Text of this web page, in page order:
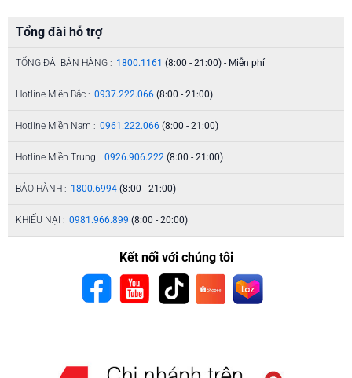
Tổng đài hỗ trợ
TỔNG ĐÀI BÁN HÀNG : 1800.1161 (8:00 - 21:00) - Miễn phí
Hotline Miền Bắc : 0937.222.066 (8:00 - 21:00)
Hotline Miền Nam : 0961.222.066 (8:00 - 21:00)
Hotline Miền Trung : 0926.906.222 (8:00 - 21:00)
BẢO HÀNH : 1800.6994 (8:00 - 21:00)
KHIẾU NẠI : 0981.966.899 (8:00 - 20:00)
Kết nối với chúng tôi